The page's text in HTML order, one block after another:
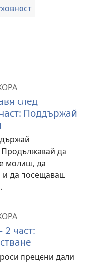
след
Поддържай
Продължавай да
молиш, да
и да посещаваш
2 част:
прецени дали